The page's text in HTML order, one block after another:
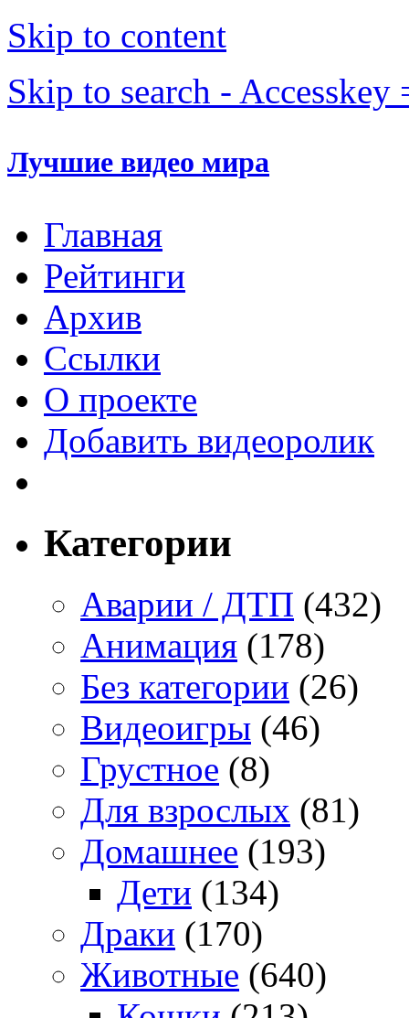
Skip to content
Skip to search - Accesskey
Лучшие видео мира
Главная
Рейтинги
Архив
Ссылки
О проекте
Добавить видеоролик
Категории
Аварии / ДТП (432)
Анимация (178)
Без категории (26)
Видеоигры (46)
Грустное (8)
Для взрослых (81)
Домашнее (193)
Дети (134)
Драки (170)
Животные (640)